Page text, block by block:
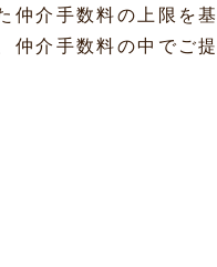
仲介手数料の上限を
介手数料の中でご